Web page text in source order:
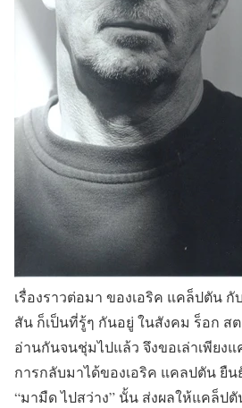
เรื่องราวต่อมา ของเอริค แคล็ปตัน
สัน ก็เป็นที่รู้ๆ กันอยู่ ในสังคม ร็อก ส
อ่านกันจนชุ่มไปแล้ว จึงขอเล่าเพียง
การกลับมาได้ของเอริค แคลปตัน ยื
“มามืด ไปสว่าง” นั้น ส่งผลให้แคล็ป